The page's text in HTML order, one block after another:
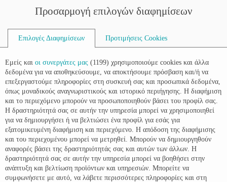
Search
Υγεία
Διατροφή
ΠΑΙΔΙ
Βρέφος
Νήπιο
Παιδί
ΟΙΚΟΓΕΝΕΙΑ
Οικογενειακές Δραστηριότητες
Όλα για τη Μαμά
Όλα για τον Μπαμπά
ΔΙΑΤΡΟΦΗ
Tips Διατροφής
Συνταγές
Προσαρμογή επιλογών διαφημίσεων
Επιλογές Διαφημίσεων Προτιμήσεις Cookies
Εμείς και οι συνεργάτες μας (1199) χρησιμοποιούμε cookies και άλλα
δεδομένα για να αποθηκεύσουμε, να αποκτήσουμε πρόσβαση και/ή να
επεξεργαστούμε πληροφορίες στη συσκευή σας και προσωπικά δεδομένα,
όπως μοναδικούς αναγνωριστικούς και ιστορικό περιήγησης. Η διαφήμιση
και το περιεχόμενο μπορούν να προσωποποιηθούν βάσει του προφίλ σας.
Η δραστηριότητά σας σε αυτήν την υπηρεσία μπορεί να χρησιμοποιηθεί
για να δημιουργήσει ή να βελτιώσει ένα προφίλ για εσάς για
εξατομικευμένη διαφήμιση και περιεχόμενο. Η απόδοση της διαφήμισης
και του περιεχομένου μπορεί να μετρηθεί. Μπορούν να δημιουργηθούν
αναφορές βάσει της δραστηριότητάς σας και αυτών των άλλων. Η
δραστηριότητά σας σε αυτήν την υπηρεσία μπορεί να βοηθήσει στην
ανάπτυξη και βελτίωση προϊόντων και υπηρεσιών. Μπορείτε να
συμφωνήσετε με αυτό, να λάβετε περισσότερες πληροφορίες και στη